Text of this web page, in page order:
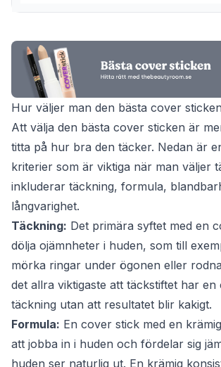
Hur väljer man den bästa cover
Att välja den bästa cover sticken är
titta på hur bra den täcker. Nedan är
kriterier som är viktiga när man väljer
inkluderar täckning, formula,
långvarighet.
Täckning: Det primära syftet med en
dölja ojämnheter i huden, som till
mörka ringar under ögonen eller
det allra viktigaste att täckstiftet har en
täckning utan att resultatet blir kakigt.
Formula: En cover stick med en
att jobba in i huden och fördelar sig
huden ser naturlig ut. En krämig